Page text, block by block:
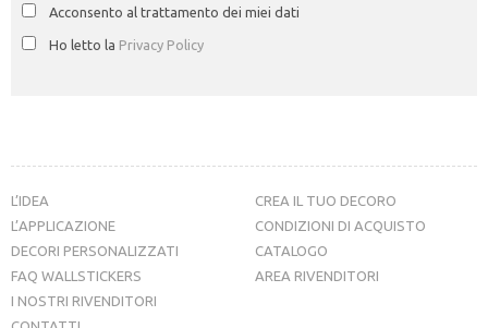
Acconsento al trattamento dei miei dati
Ho letto la Privacy Policy
L’IDEA
L’APPLICAZIONE
DECORI PERSONALIZZATI
FAQ WALLSTICKERS
CREA IL TUO DECORO
CONDIZIONI DI ACQUISTO
CATALOGO
AREA RIVENDITORI
I NOSTRI RIVENDITORI